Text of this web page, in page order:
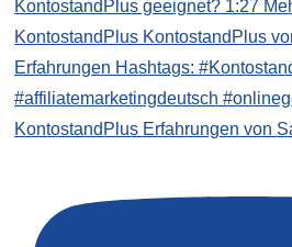
KontostandPlus Erfahrungen von